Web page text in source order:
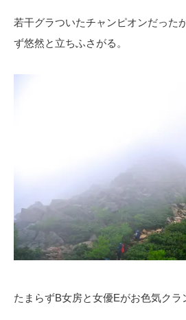
若干グラついたチャンピオンだった
ず悠然と立ちふさがる。
たまらずB女房と女優Eがお色気クラ